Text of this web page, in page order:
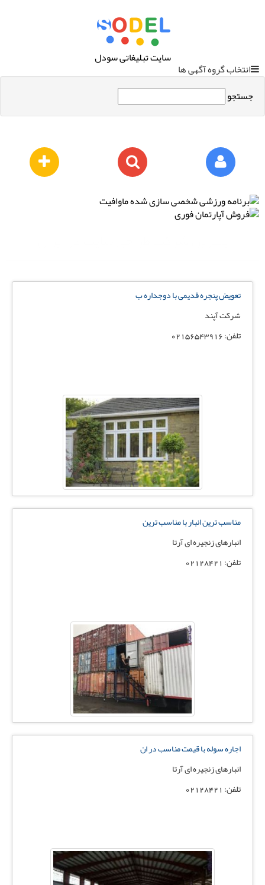
سایت تبلیغاتی سودل
انتخاب گروه آگهی ها
جستجو
تعویض پنجره قدیمی با دوجداره ب
شرکت آپند
تلفن: ۰٢١۵۶۵۴٣٩١۶
مناسب ترین انبار با مناسب ترین
انبارهای زنجیره ای آرتا
تلفن: 02128421
اجاره سوله با قیمت مناسب در ان
انبارهای زنجیره ای آرتا
تلفن: 02128421